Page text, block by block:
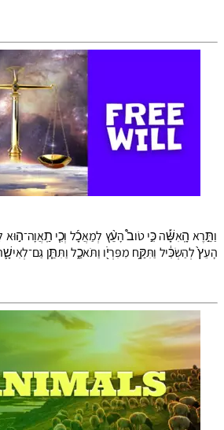
וַתֵּ֣רֶא הָֽאִשָּׁ֡ה כִּ֣י טֹוב֩ הָעֵ֨ץ לְמַאֲכָ֜ל וְכִ֧י תַֽאֲוָה־ה֣וּא
הָעֵץ֙ לְהַשְׂכִּ֔יל וַתִּקַּ֥ח מִפִּרְיֹ֖ו וַתֹּאכַ֑ל וַתִּתֵּ֧ן